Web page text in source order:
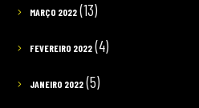
MARÇO 2022(13)
FEVEREIRO 2022(4)
JANEIRO 2022(5)